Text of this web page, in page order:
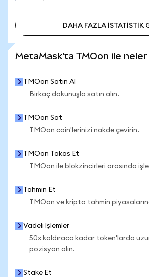
DAHA FAZLA İSTATİSTİK
MetaMask'ta TMOon ile neler
TMOon Satın Al
Birkaç dokunuşla satın alın.
TMOon Sat
TMOon coin'lerinizi nakde çevirin.
TMOon Takas Et
TMOon ile blokzincirleri arasında
Tahmin Et
TMOon ve kripto tahmin
Vadeli İşlemler
50x kaldıraca kadar token'larda
pozisyon alın.
Stake Et